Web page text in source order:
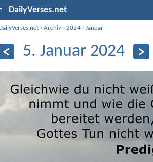
DailyVerses.net
›Archiv ›2024 ›Januar
5. Januar 2024